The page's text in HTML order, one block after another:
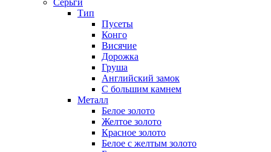
Серьги
Тип
Пусеты
Конго
Висячие
Дорожка
Груша
Английский замок
С большим камнем
Металл
Белое золото
Желтое золото
Красное золото
Белое с желтым золото